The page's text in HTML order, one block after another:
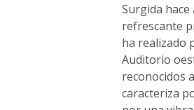
Surgida hace
refrescante
ha realizado
Auditorio
reconocidos
caracteriza